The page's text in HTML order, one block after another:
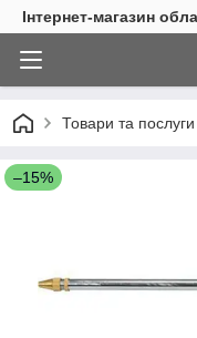
Інтернет-магазин
Товари та послуги
–15%